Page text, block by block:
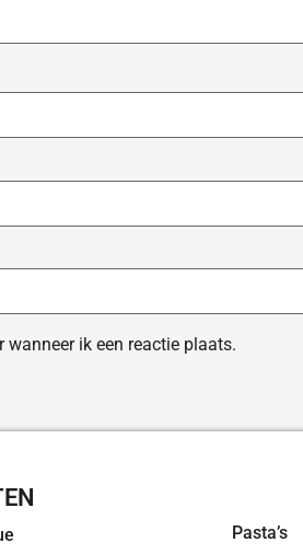
ik een reactie plaats.
Pasta’s